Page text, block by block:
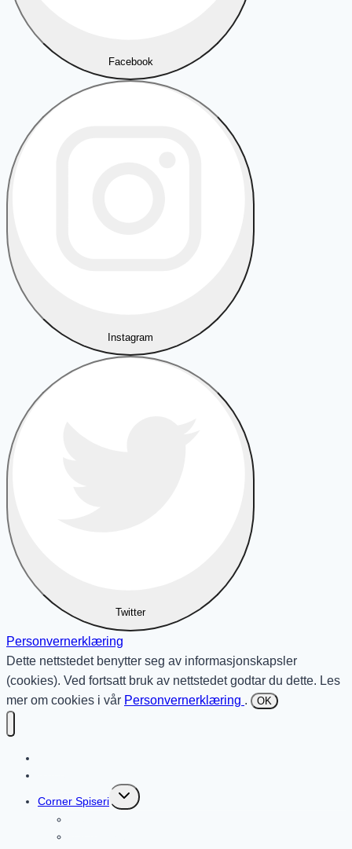
Facebook
Instagram
Twitter
Personvernerklæring
Dette nettstedet benytter seg av informasjonskapsler
(cookies). Ved fortsatt bruk av nettstedet godtar du dette. Les
mer om cookies i vår Personvernerklæring . OK
Corner Spiseri
Toggle
child